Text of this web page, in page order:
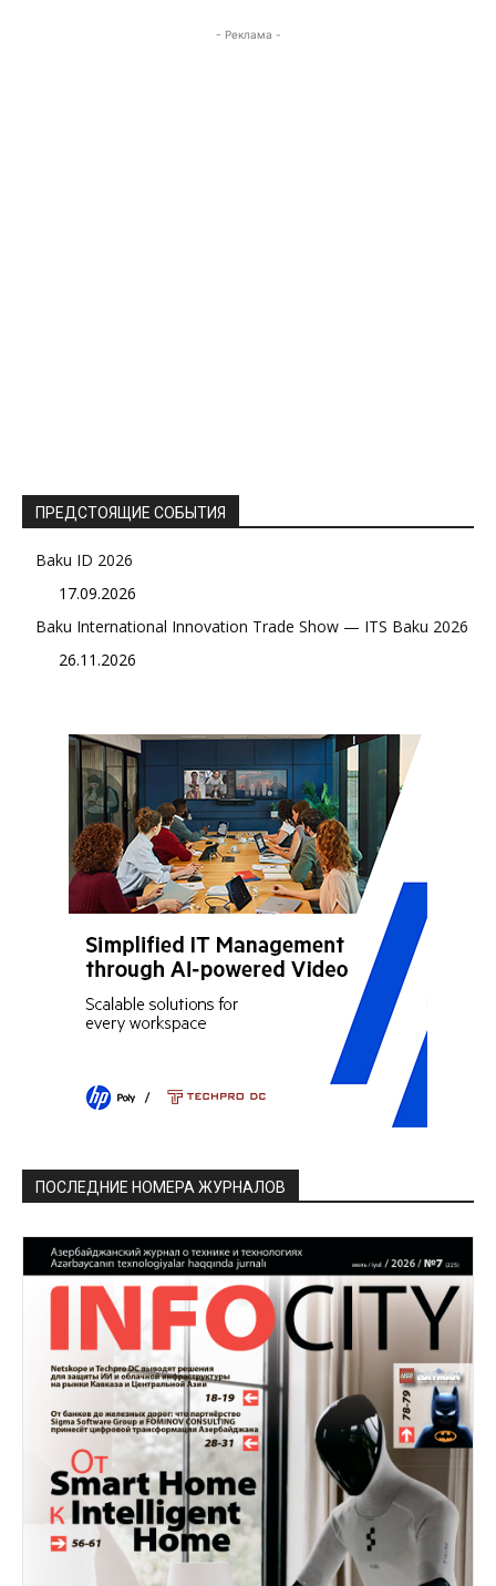
- Реклама -
ПРЕДСТОЯЩИЕ СОБЫТИЯ
Baku ID 2026
17.09.2026
Baku International Innovation Trade Show — ITS Baku 2026
26.11.2026
ПОСЛЕДНИЕ НОМЕРА ЖУРНАЛОВ